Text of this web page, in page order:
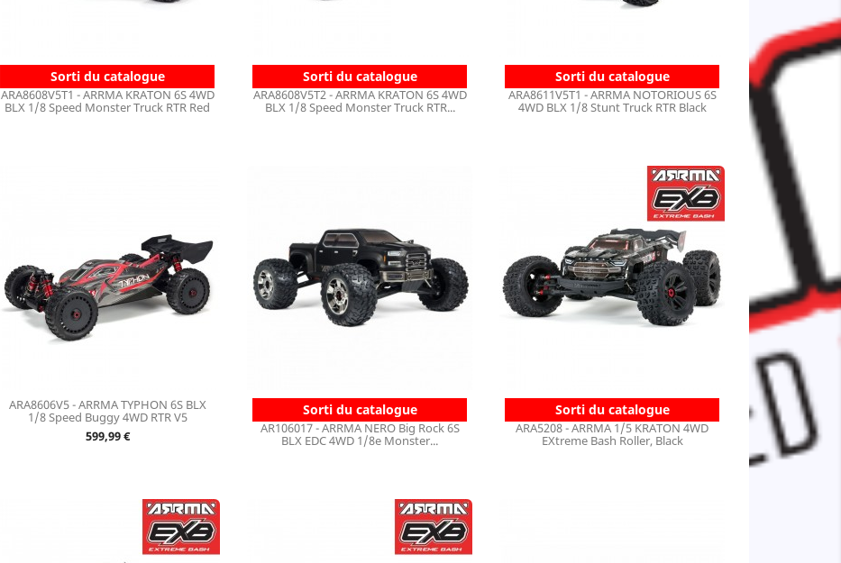
Sorti du catalogue
ARA8608V5T1 - ARRMA KRATON 6S 4WD
BLX 1/8 Speed Monster Truck RTR Red
Sorti du catalogue
ARA8608V5T2 - ARRMA KRATON 6S 4WD
BLX 1/8 Speed Monster Truck RTR...
Sorti du catalogue
ARA8611V5T1 - ARRMA NOTORIOUS 6S
4WD BLX 1/8 Stunt Truck RTR Black
ARA8606V5 - ARRMA TYPHON 6S BLX
1/8 Speed Buggy 4WD RTR V5
Prix
599,99 €
Sorti du catalogue
AR106017 - ARRMA NERO Big Rock 6S
BLX EDC 4WD 1/8e Monster...
Sorti du catalogue
ARA5208 - ARRMA 1/5 KRATON 4WD
EXtreme Bash Roller, Black